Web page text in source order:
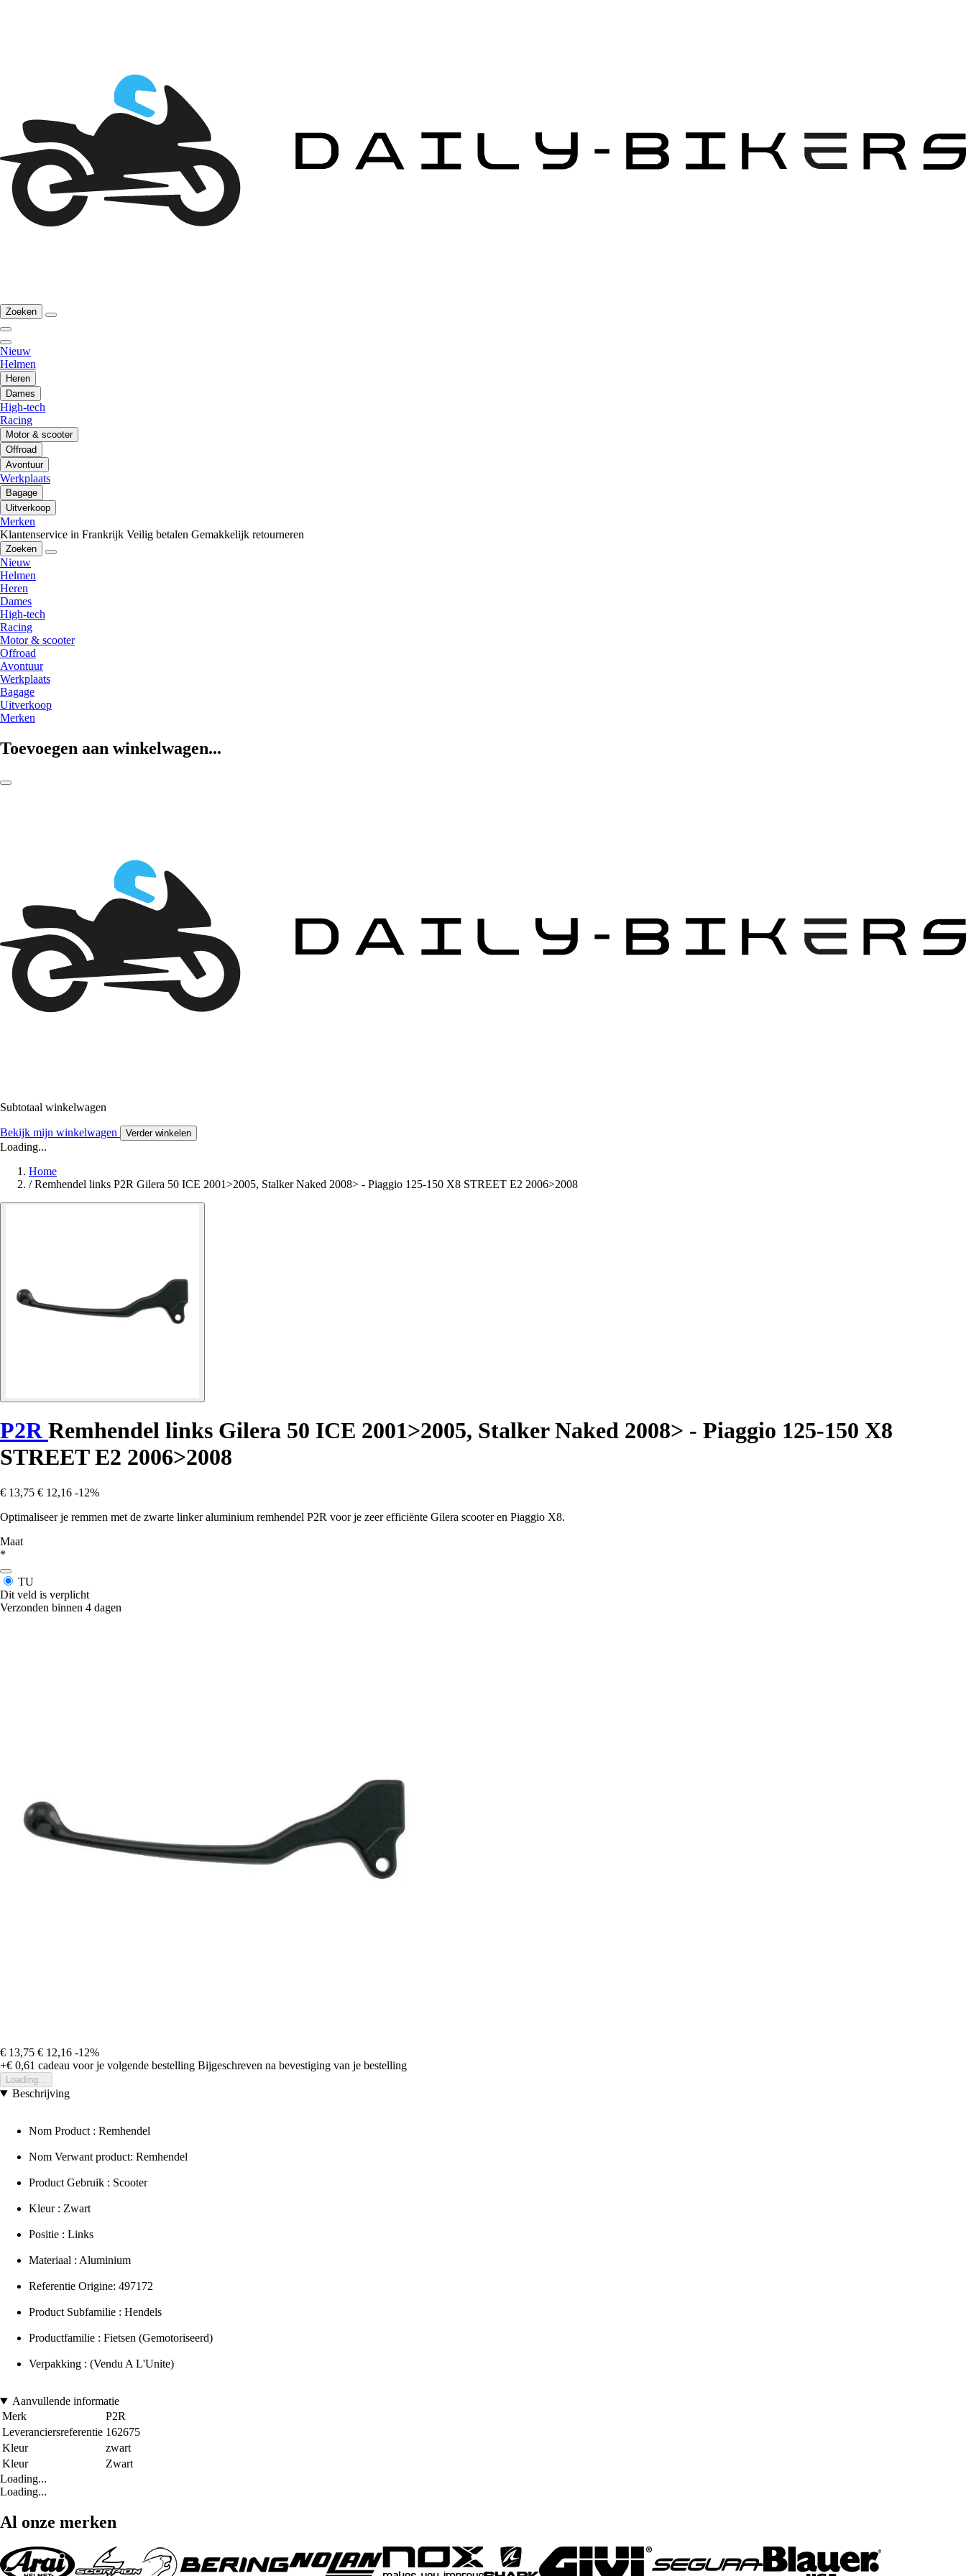
Zoeken
Nieuw
Helmen
Heren
Dames
High-tech
Racing
Motor & scooter
Offroad
Avontuur
Werkplaats
Bagage
Uitverkoop
Merken
Klantenservice in Frankrijk Veilig betalen Gemakkelijk retourneren
Zoeken
Nieuw
Helmen
Heren
Dames
High-tech
Racing
Motor & scooter
Offroad
Avontuur
Werkplaats
Bagage
Uitverkoop
Merken
Toevoegen aan winkelwagen...
Subtotaal winkelwagen
Bekijk mijn winkelwagen Verder winkelen
Loading...
Home
/ Remhendel links P2R Gilera 50 ICE 2001>2005, Stalker Naked 2008> - Piaggio 125-150 X8 STREET E2 2006>2008
P2RRemhendel links Gilera 50 ICE 2001>2005, Stalker Naked 2008> - Piaggio 125-150 X8
STREET E2 2006>2008
€ 13,75 € 12,16 -12%
Optimaliseer je remmen met de zwarte linker aluminium remhendel P2R voor je zeer efficiënte Gilera scooter en Piaggio X8.
Maat
*
TU
Dit veld is verplicht
Verzonden binnen 4 dagen
€ 13,75 € 12,16 -12%
+€ 0,61 cadeau voor je volgende bestelling Bijgeschreven na bevestiging van je bestelling
Loading...
Beschrijving
Nom Product : Remhendel
Nom Verwant product: Remhendel
Product Gebruik : Scooter
Kleur : Zwart
Positie : Links
Materiaal : Aluminium
Referentie Origine: 497172
Product Subfamilie : Hendels
Productfamilie : Fietsen (Gemotoriseerd)
Verpakking : (Vendu A L'Unite)
Aanvullende informatie
Merk
P2R
Leveranciersreferentie 162675
Kleur
zwart
Kleur
Zwart
Loading...
Loading...
Al onze merken